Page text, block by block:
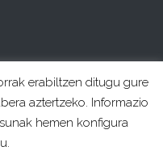
erabiltzen ditugu gure
aztertzeko. Informazio
hemen konfigura